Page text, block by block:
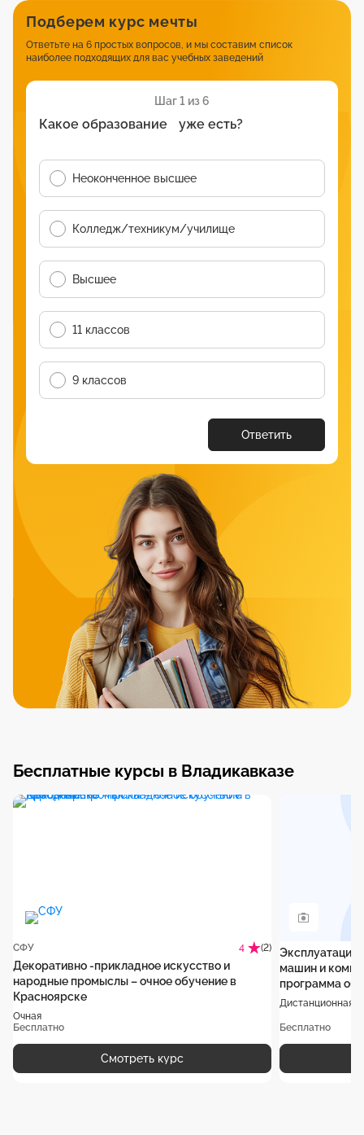
Подберем курс мечты
Ответьте на 6 простых вопросов, и мы составим список
наиболее подходящих для вас учебных заведений
Шаг 1 из 6
Какое образование уже есть?
Неоконченное высшее
Колледж/техникум/училище
Высшее
11 классов
9 классов
Ответить
Бесплатные курсы в Владикавказе
СФУ 4 (2)
Декоративно -прикладное искусство и
народные промыслы – очное обучение в
Красноярске
Очная
Бесплатно
Смотреть курс
Эксплуатация
машин и
программа
Дистанционная
Бесплатно